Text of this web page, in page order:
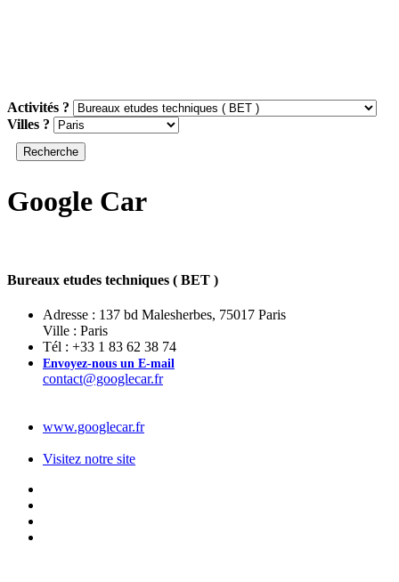
Activités ?
Villes ?
Google Car
Bureaux etudes techniques ( BET )
Adresse : 137 bd Malesherbes, 75017 Paris
Ville : Paris
Tél : +33 1 83 62 38 74
Envoyez-nous un E-mail
contact@googlecar.fr
www.googlecar.fr
Visitez notre site